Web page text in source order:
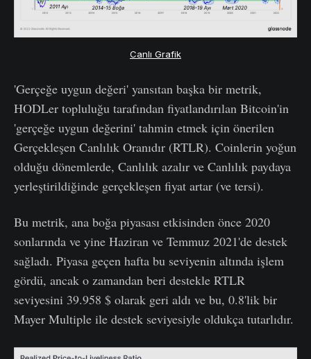
Canlı Grafik
'Gerçeğe uygun değeri' yansıtan başka bir metrik,
HODLer topluluğu tarafından fiyatlandırılan Bitcoin'in
'gerçeğe uygun değerini' tahmin etmek için önerilen
Gerçekleşen Canlılık Oranıdır (RTLR). Coinlerin yoğun
olduğu dönemlerde, Canlılık azalır ve Canlılık paydaya
yerleştirildiğinde gerçekleşen fiyat artar (ve tersi).
Bu metrik, ana boğa piyasası etkisinden önce 2020
sonlarında ve yine Haziran ve Temmuz 2021'de destek
sağladı. Piyasa geçen hafta bu seviyenin altında işlem
gördü, ancak o zamandan beri destekle RTLR
seviyesini 39.958 $ olarak geri aldı ve bu, 0.8'lik bir
Mayer Multiple ile destek seviyesiyle oldukça tutarlıdır.